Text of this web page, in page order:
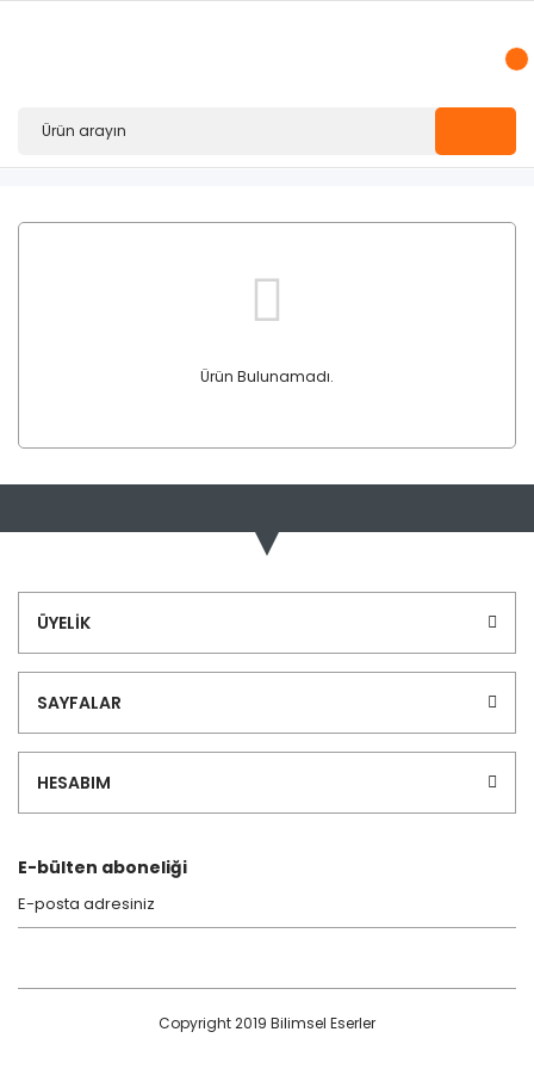
Ürün Bulunamadı.
ÜYELİK
SAYFALAR
HESABIM
E-bülten aboneliği
Copyright 2019 Bilimsel Eserler